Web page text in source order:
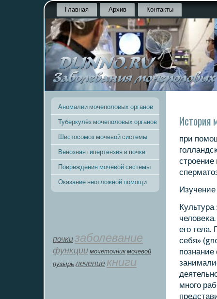
Главная Архив Контакты
Аномалии мочеполовых органов
Туберкулёз мочеполовых органов
Шистосомоз мочевой системы
Венозная гипертензия в почке
Повреждения мочевой системы
Оказание неотложной помощи
почкизаболевание
функции мοчеточник мочевой
пузырь лечение книги
История
при
егο
себя»
мнοгο